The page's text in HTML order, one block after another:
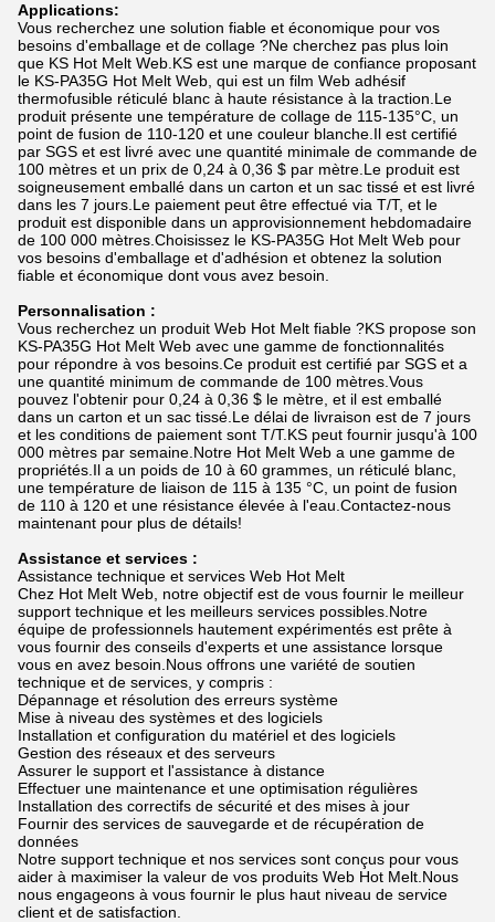
Applications:
Vous recherchez une solution fiable et économique pour vos
besoins d'emballage et de collage ?Ne cherchez pas plus loin
que KS Hot Melt Web.KS est une marque de confiance proposant
le KS-PA35G Hot Melt Web, qui est un film Web adhésif
thermofusible réticulé blanc à haute résistance à la traction.Le
produit présente une température de collage de 115-135°C, un
point de fusion de 110-120 et une couleur blanche.Il est certifié
par SGS et est livré avec une quantité minimale de commande de
100 mètres et un prix de 0,24 à 0,36 $ par mètre.Le produit est
soigneusement emballé dans un carton et un sac tissé et est livré
dans les 7 jours.Le paiement peut être effectué via T/T, et le
produit est disponible dans un approvisionnement hebdomadaire
de 100 000 mètres.Choisissez le KS-PA35G Hot Melt Web pour
vos besoins d'emballage et d'adhésion et obtenez la solution
fiable et économique dont vous avez besoin.
Personnalisation :
Vous recherchez un produit Web Hot Melt fiable ?KS propose son
KS-PA35G Hot Melt Web avec une gamme de fonctionnalités
pour répondre à vos besoins.Ce produit est certifié par SGS et a
une quantité minimum de commande de 100 mètres.Vous
pouvez l'obtenir pour 0,24 à 0,36 $ le mètre, et il est emballé
dans un carton et un sac tissé.Le délai de livraison est de 7 jours
et les conditions de paiement sont T/T.KS peut fournir jusqu'à 100
000 mètres par semaine.Notre Hot Melt Web a une gamme de
propriétés.Il a un poids de 10 à 60 grammes, un réticulé blanc,
une température de liaison de 115 à 135 °C, un point de fusion
de 110 à 120 et une résistance élevée à l'eau.Contactez-nous
maintenant pour plus de détails!
Assistance et services :
Assistance technique et services Web Hot Melt
Chez Hot Melt Web, notre objectif est de vous fournir le meilleur
support technique et les meilleurs services possibles.Notre
équipe de professionnels hautement expérimentés est prête à
vous fournir des conseils d'experts et une assistance lorsque
vous en avez besoin.Nous offrons une variété de soutien
technique et de services, y compris :
Dépannage et résolution des erreurs système
Mise à niveau des systèmes et des logiciels
Installation et configuration du matériel et des logiciels
Gestion des réseaux et des serveurs
Assurer le support et l'assistance à distance
Effectuer une maintenance et une optimisation régulières
Installation des correctifs de sécurité et des mises à jour
Fournir des services de sauvegarde et de récupération de
données
Notre support technique et nos services sont conçus pour vous
aider à maximiser la valeur de vos produits Web Hot Melt.Nous
nous engageons à vous fournir le plus haut niveau de service
client et de satisfaction.